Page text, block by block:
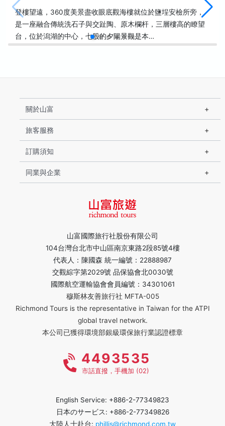
登樓望遠，360度美景盡收眼底觀海樓就位於鹽埕安檢所旁，
是一座融合傳統洗石子與交趾陶、原木欄杆，三層樓高的瞭望
台，位於潟湖的中心，七股的夕陽景觀是本…
山富國際旅行社股份有限公司
104台灣台北市中山區南京東路2段85號4樓
代表人：陳國森 統一編號：22888987
交觀綜字第2029號 品保協會北0030號
國際航空運輸協會會員編號：34301061
穆斯林友善旅行社 MFTA-005
Richmond Tours is the representative in Taiwan for the ATPI
global travel network.
本公司已獲得環境部銀級環保旅行業認證標章
關於山富
旅客服務
訂購須知
同業與企業
4493535
市話直撥，手機加 (02)
English Service: +886-2-77349823
日本のサービス: +886-2-77349826
大陸人士赴台: phillis@richmond.com.tw